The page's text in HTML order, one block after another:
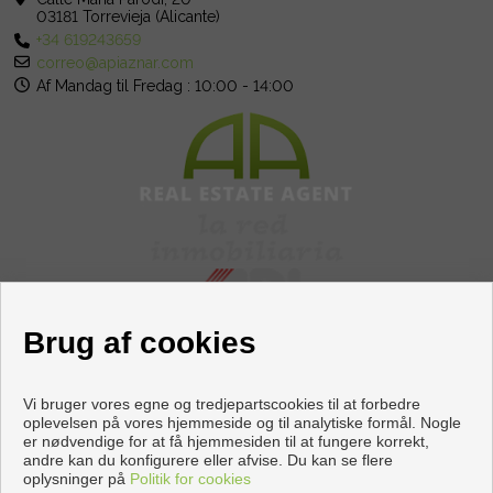
03181 Torrevieja (Alicante)
+34 619243659
correo@apiaznar.com
Af Mandag til Fredag : 10:00 - 14:00
Flader og huse til salg i Torrevieja
Brug af cookies
Vi bruger vores egne og tredjepartscookies til at forbedre
oplevelsen på vores hjemmeside og til analytiske formål. Nogle
er nødvendige for at få hjemmesiden til at fungere korrekt,
andre kan du konfigurere eller afvise. Du kan se flere
oplysninger på Politik for cookies